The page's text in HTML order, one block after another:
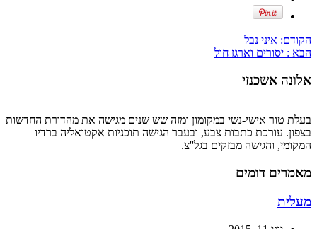
הקודם: איני נבל
הבא : יסורים וארגז חול
אלונה אשכנזי
בעלת טור אישי-נשי במקומון ומזה שש שנים מגישה את מהדורת החדשות
בצפון. עורכת כתבות צבע, ובעבר הגישה תוכניות אקטואליה ברדיו
המקומי, והגישה מבזקים בגל''צ.
מאמרים דומים
מעלית